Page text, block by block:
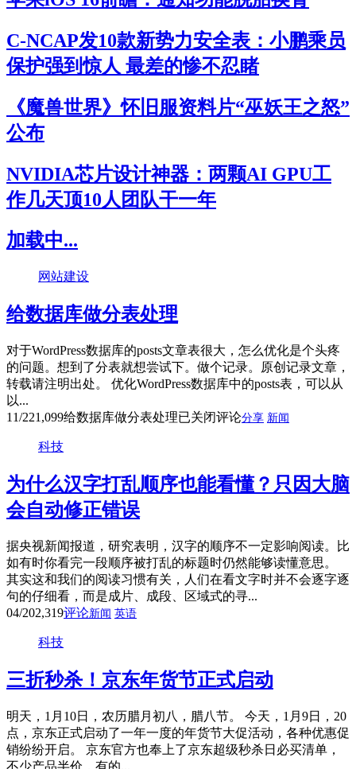
C-NCAP发10款新势力安全表：小鹏乘员
保护强到惊人 最差的惨不忍睹
《魔兽世界》怀旧服资料片“巫妖王之怒”
公布
NVIDIA芯片设计神器：两颗AI GPU工
作几天顶10人团队干一年
加载中...
网站建设
给数据库做分表处理
对于WordPress数据库的posts文章表很大，怎么优化是个头疼
的问题。想到了分表就想尝试下。做个记录。原创记录文章，
转载请注明出处。 优化WordPress数据库中的posts表，可以从
以...
11/221,099给数据库做分表处理已关闭评论分享 新闻
科技
为什么汉字打乱顺序也能看懂？只因大脑
会自动修正错误
据央视新闻报道，研究表明，汉字的顺序不一定影响阅读。比
如有时你看完一段顺序被打乱的标题时仍然能够读懂意思。
其实这和我们的阅读习惯有关，人们在看文字时并不会逐字逐
句的仔细看，而是成片、成段、区域式的寻...
04/202,319评论新闻 英语
科技
三折秒杀！京东年货节正式启动
明天，1月10日，农历腊月初八，腊八节。 今天，1月9日，20
点，京东正式启动了一年一度的年货节大促活动，各种优惠促
销纷纷开启。 京东官方也奉上了京东超级秒杀日必买清单，
不少产品半价，有的...